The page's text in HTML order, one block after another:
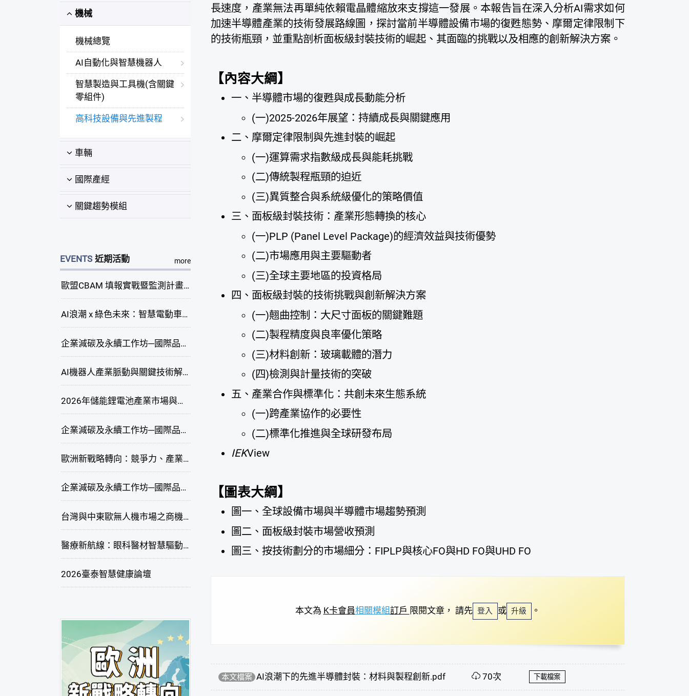
機械
機械總覽
AI自動化與智慧機器人
智慧製造與工具機(含關鍵
零組件)
高科技設備與先進製程
車輛
國際產經
關鍵趨勢模組
EVENTS 近期活動 more
歐盟CBAM 填報實戰暨監測計畫說明會(臺中場)
AI浪潮 x 綠色未來：智慧電動車新商機研討會
企業減碳及永續工作坊─國際品牌綠色供應鏈永續管理與實務演練(臺中場)
AI機器人產業脈動與關鍵技術解析研討會
2026年儲能鋰電池產業市場與技術發展線上研討會
企業減碳及永續工作坊─國際品牌綠色供應鏈永續管理與實務演練(高雄場)
歐洲新戰略轉向：競爭力、產業自主與供應鏈重塑線上研討會
企業減碳及永續工作坊─國際品牌綠色供應鏈永續管理與實務演練(臺北場)
台灣與中東歐無人機市場之商機與挑戰座談會
醫療新航線：眼科醫材智慧驅動，數位醫療落地布局線上研討會
2026臺泰智慧健康論壇
長速度，產業無法再單純依賴電晶體縮放來支撐這一發展。本報告旨在深入分析AI需求如何
加速半導體產業的技術發展路線圖，探討當前半導體設備市場的復甦態勢、摩爾定律限制下
的技術瓶頸，並重點剖析面板級封裝技術的崛起、其面臨的挑戰以及相應的創新解決方案。
【內容大綱】
一、半導體市場的復甦與成長動能分析
(一)2025-2026年展望：持續成長與關鍵應用
二、摩爾定律限制與先進封裝的崛起
(一)運算需求指數級成長與能耗挑戰
(二)傳統製程瓶頸的迫近
(三)異質整合與系統級優化的策略價值
三、面板級封裝技術：產業形態轉換的核心
(一)PLP (Panel Level Package)的經濟效益與技術優勢
(二)市場應用與主要驅動者
(三)全球主要地區的投資格局
四、面板級封裝的技術挑戰與創新解決方案
(一)翹曲控制：大尺寸面板的關鍵難題
(二)製程精度與良率優化策略
(三)材料創新：玻璃載體的潛力
(四)檢測與計量技術的突破
五、產業合作與標準化：共創未來生態系統
(一)跨產業協作的必要性
(二)標準化推進與全球研發布局
IEKView
【圖表大綱】
圖一、全球設備市場與半導體市場趨勢預測
圖二、面板級封裝市場營收預測
圖三、按技術劃分的市場細分：FIPLP與核心FO與HD FO與UHD FO
本文為 K卡會員相關模組訂戶 限閱文章， 請先 登入 或 升級 。
本文檔案 AI浪潮下的先進半導體封裝：材料與製程創新.pdf 70次 下載檔案